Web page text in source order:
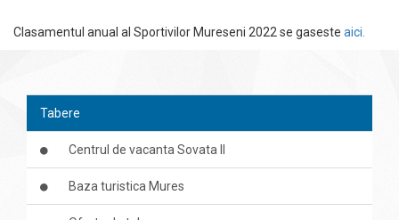
Clasamentul anual al Sportivilor Mureseni 2022 se gaseste aici.
Tabere
Centrul de vacanta Sovata II
Baza turistica Mures